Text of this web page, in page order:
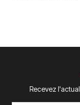
Recevez